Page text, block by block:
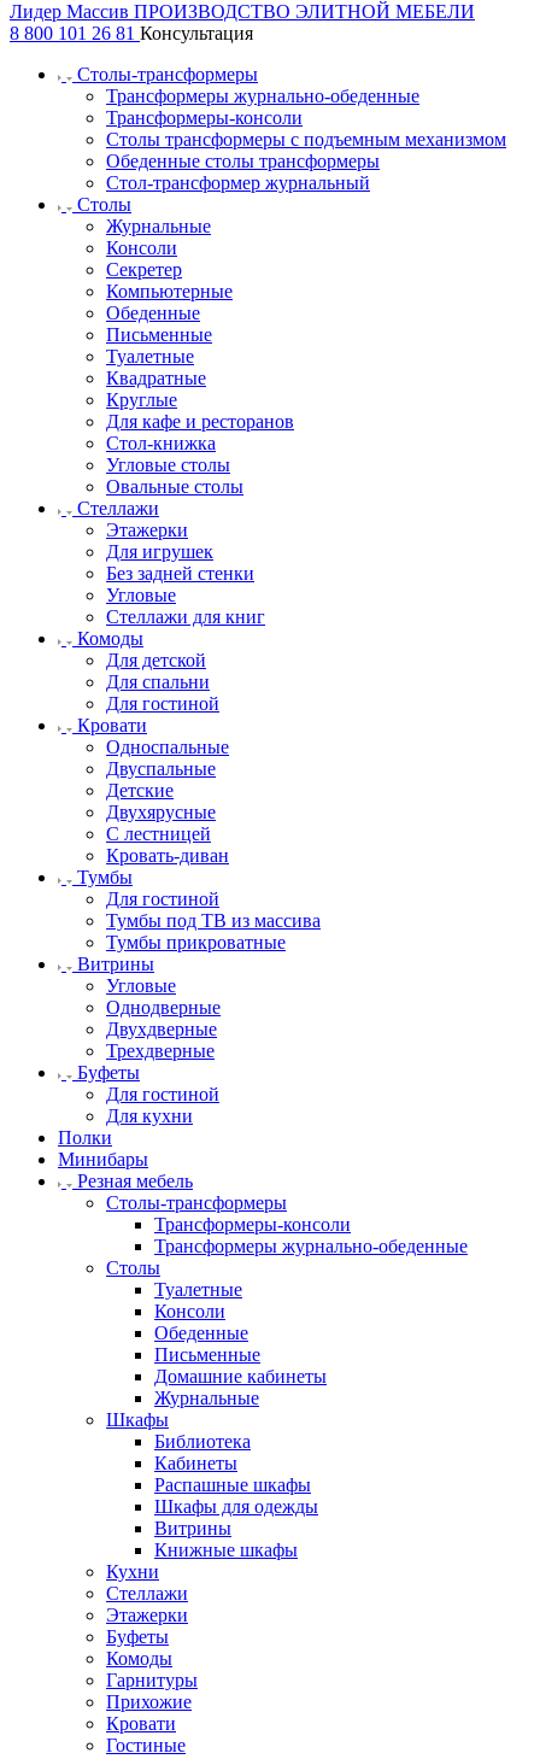
Лидер Массив ПРОИЗВОДСТВО ЭЛИТНОЙ МЕБЕЛИ
8 800 101 26 81 Консультация
Столы-трансформеры
Трансформеры журнально-обеденные
Трансформеры-консоли
Столы трансформеры с подъемным механизмом
Обеденные столы трансформеры
Стол-трансформер журнальный
Столы
Журнальные
Консоли
Секретер
Компьютерные
Обеденные
Письменные
Туалетные
Квадратные
Круглые
Для кафе и ресторанов
Стол-книжка
Угловые столы
Овальные столы
Стеллажи
Этажерки
Для игрушек
Без задней стенки
Угловые
Стеллажи для книг
Комоды
Для детской
Для спальни
Для гостиной
Кровати
Односпальные
Двуспальные
Детские
Двухярусные
С лестницей
Кровать-диван
Тумбы
Для гостиной
Тумбы под ТВ из массива
Тумбы прикроватные
Витрины
Угловые
Однодверные
Двухдверные
Трехдверные
Буфеты
Для гостиной
Для кухни
Полки
Минибары
Резная мебель
Столы-трансформеры
Трансформеры-консоли
Трансформеры журнально-обеденные
Столы
Туалетные
Консоли
Обеденные
Письменные
Домашние кабинеты
Журнальные
Шкафы
Библиотека
Кабинеты
Распашные шкафы
Шкафы для одежды
Витрины
Книжные шкафы
Кухни
Стеллажи
Этажерки
Буфеты
Комоды
Гарнитуры
Прихожие
Кровати
Гостиные